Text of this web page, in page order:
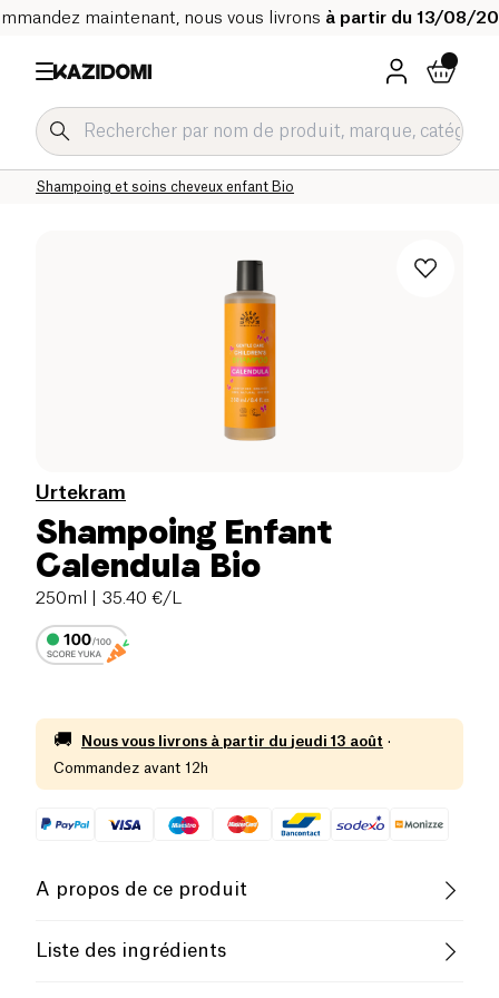
maintenant, nous vous livrons à partir du 13/08/
Shampoing et soins cheveux enfant Bio
Hygiène et soins enfant
Bébé & Enfant
Accueil
Urtekram
Shampoing Enfant
Calendula Bio
250ml | 35.40 €/L
🚚 Nous vous livrons à partir du jeudi 13 août ·
Commandez avant 12h
A propos de ce produit
Vegan Biologique
Liste des ingrédients